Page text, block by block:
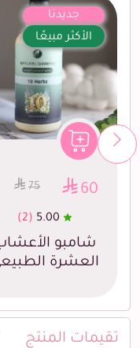
جديدنا
الأكثر مبيعًا
60
75
5.00
(2)
شامبو
العشرة
تقيمات المنتج